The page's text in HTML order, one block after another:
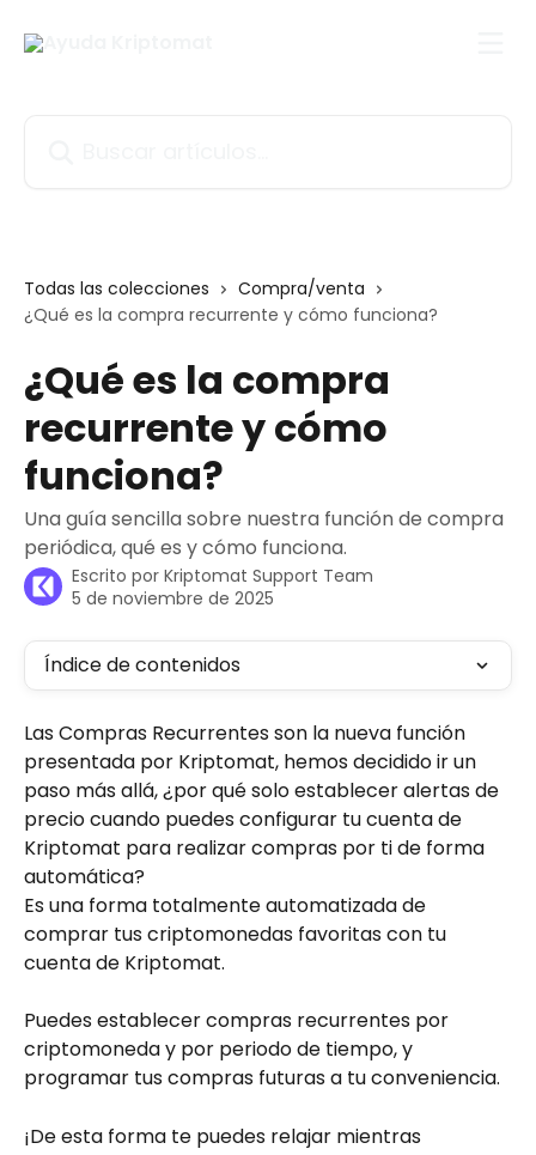
Todas las colecciones
Compra/venta
¿Qué es la compra recurrente y cómo funciona?
¿Qué es la compra
recurrente y cómo
funciona?
Una guía sencilla sobre nuestra función de compra
periódica, qué es y cómo funciona.
Escrito por Kriptomat Support Team
5 de noviembre de 2025
Índice de contenidos
Las Compras Recurrentes son la nueva función
presentada por Kriptomat, hemos decidido ir un
paso más allá, ¿por qué solo establecer alertas de
precio cuando puedes configurar tu cuenta de
Kriptomat para realizar compras por ti de forma
automática?
Es una forma totalmente automatizada de
comprar tus criptomonedas favoritas con tu
cuenta de Kriptomat.
Puedes establecer compras recurrentes por
criptomoneda y por periodo de tiempo, y
programar tus compras futuras a tu conveniencia.
¡De esta forma te puedes relajar mientras